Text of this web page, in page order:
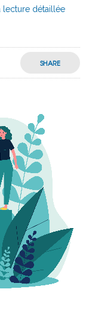
lecture détaillée
SHARE